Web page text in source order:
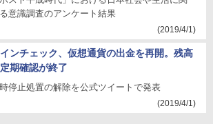
意識調査のアンケート結果
(2019/4/1)
ンチェック、仮想通貨の出金を再開。残高
期確認が終了
停止処置の解除を公式ツイートで発表
(2019/4/1)